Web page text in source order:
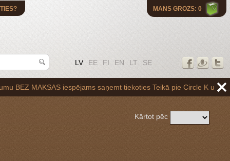
MANS GROZS: 0
LV EE FI EN LT SE
MAKSAS iespējams saņemt tiekoties Teikā pie Circle K uzpildes
Kārtot pēc